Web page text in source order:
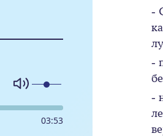
03:53
-
-
-